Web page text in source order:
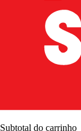
Subtotal do carrinho